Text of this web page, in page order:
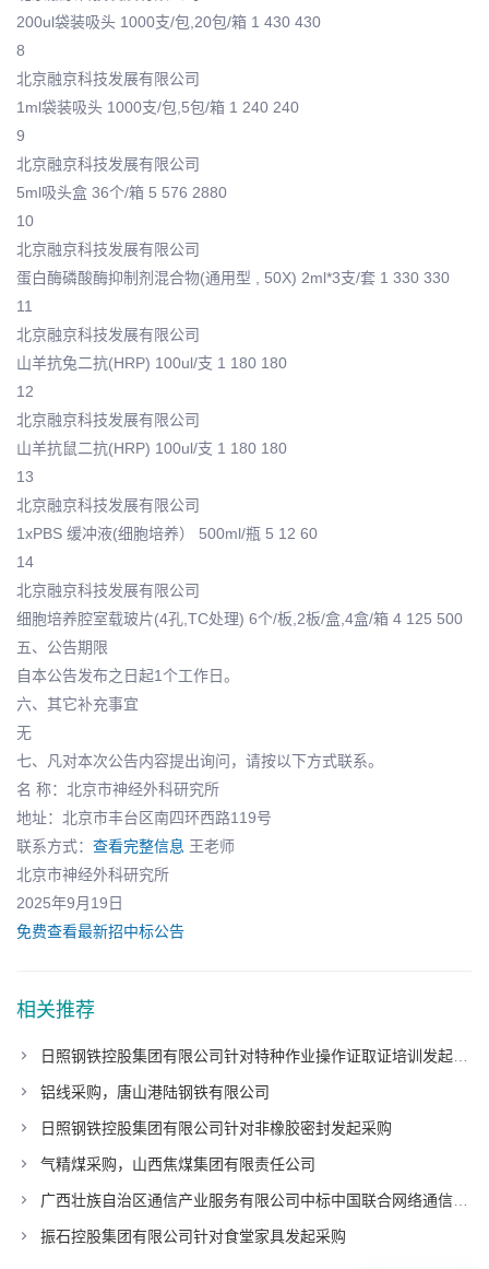
200ul袋装吸头 1000支/包,20包/箱 1 430 430
8
北京融京科技发展有限公司
1ml袋装吸头 1000支/包,5包/箱 1 240 240
9
北京融京科技发展有限公司
5ml吸头盒 36个/箱 5 576 2880
10
北京融京科技发展有限公司
蛋白酶磷酸酶抑制剂混合物(通用型 , 50X) 2ml*3支/套 1 330 330
11
北京融京科技发展有限公司
山羊抗兔二抗(HRP) 100ul/支 1 180 180
12
北京融京科技发展有限公司
山羊抗鼠二抗(HRP) 100ul/支 1 180 180
13
北京融京科技发展有限公司
1xPBS 缓冲液(细胞培养） 500ml/瓶 5 12 60
14
北京融京科技发展有限公司
细胞培养腔室载玻片(4孔,TC处理) 6个/板,2板/盒,4盒/箱 4 125 500
五、公告期限
自本公告发布之日起1个工作日。
六、其它补充事宜
无
七、凡对本次公告内容提出询问，请按以下方式联系。
名 称：北京市神经外科研究所
地址：北京市丰台区南四环西路119号
联系方式： 查看完整信息 王老师
北京市神经外科研究所
2025年9月19日
免费查看最新招中标公告
相关推荐
日照钢铁控股集团有限公司针对特种作业操作证取证培训发起采购
铝线采购，唐山港陆钢铁有限公司
日照钢铁控股集团有限公司针对非橡胶密封发起采购
气精煤采购，山西焦煤集团有限责任公司
广西壮族自治区通信产业服务有限公司中标中国联合网络通信有限公司广东省分公司项目
振石控股集团有限公司针对食堂家具发起采购